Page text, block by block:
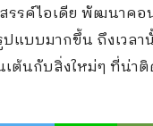
รรค์ไอเดีย พัฒนาค
แบบมากขึ้น ถึงเวล
เต้นกับสิ่งใหม่ๆ ที่น่า